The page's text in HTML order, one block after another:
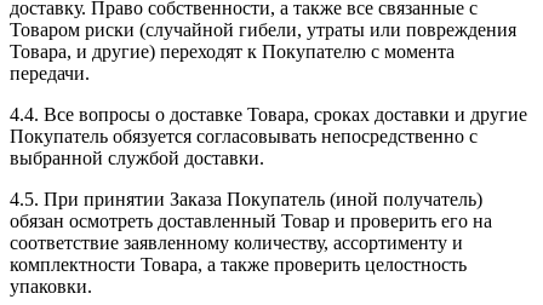
доставку. Право собственности, а также все связанные с
Товаром риски (случайной гибели, утраты или повреждения
Товара, и другие) переходят к Покупателю с момента
передачи.
4.4. Все вопросы о доставке Товара, сроках доставки и другие
Покупатель обязуется согласовывать непосредственно с
выбранной службой доставки.
4.5. При принятии Заказа Покупатель (иной получатель)
обязан осмотреть доставленный Товар и проверить его на
соответствие заявленному количеству, ассортименту и
комплектности Товара, а также проверить целостность
упаковки.